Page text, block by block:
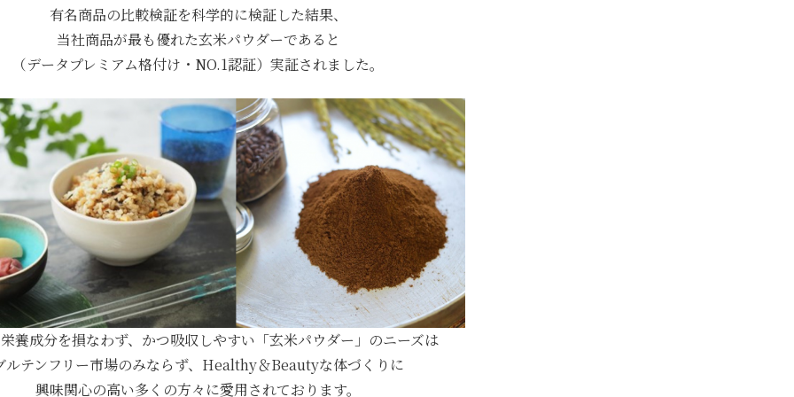
有名商品の比較検証を科学的に検証した結果、
当社商品が最も優れた玄米パウダーであると
（データプレミアム格付け・NO.1認証）実証されました。
養成分を損なわず、かつ吸収しやすい「玄米パウダー」のニーズは
ルテンフリー市場のみならず、Healthy＆Beautyな体づくりに
興味関心の高い多くの方々に愛用されております。